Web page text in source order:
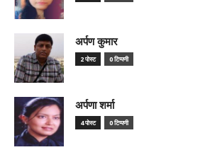
अर्पण कुमार
2 पोस्ट 0 टिप्पणी
अर्पणा शर्मा
4 पोस्ट 0 टिप्पणी